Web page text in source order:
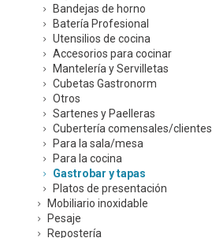
Bandejas de horno
Batería Profesional
Utensilios de cocina
Accesorios para cocinar
Mantelería y Servilletas
Cubetas Gastronorm
Otros
Sartenes y Paelleras
Cubertería comensales/clientes
Para la sala/mesa
Para la cocina
Gastrobar y tapas
Platos de presentación
Mobiliario inoxidable
Pesaje
Repostería